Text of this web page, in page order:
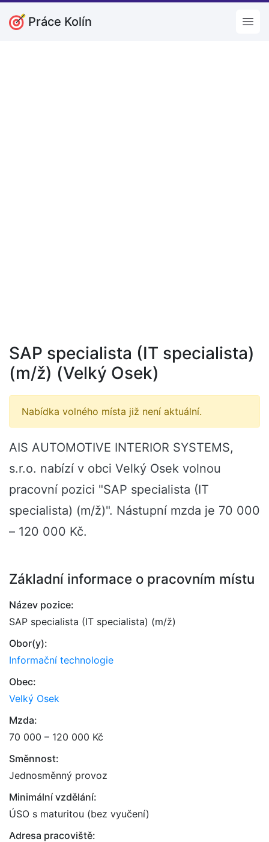
Práce Kolín
SAP specialista (IT specialista)
(m/ž) (Velký Osek)
Nabídka volného místa již není aktuální.
AIS AUTOMOTIVE INTERIOR SYSTEMS,
s.r.o. nabízí v obci Velký Osek volnou
pracovní pozici "SAP specialista (IT
specialista) (m/ž)". Nástupní mzda je 70 000
– 120 000 Kč.
Základní informace o pracovním místu
Název pozice:
SAP specialista (IT specialista) (m/ž)
Obor(y):
Informační technologie
Obec:
Velký Osek
Mzda:
70 000 – 120 000 Kč
Směnnost:
Jednosměnný provoz
Minimální vzdělání:
ÚSO s maturitou (bez vyučení)
Adresa pracoviště: